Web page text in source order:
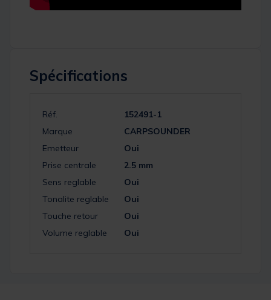
Spécifications
Réf.
152491-1
Marque
CARPSOUNDER
Emetteur
Oui
Prise centrale
2.5 mm
Sens reglable
Oui
Tonalite reglable
Oui
Touche retour
Oui
Volume reglable
Oui